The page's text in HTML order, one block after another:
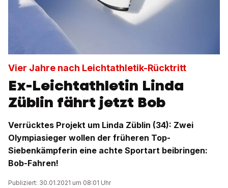
Vier Jahre nach Leichtathletik-Rücktritt
Ex-Leichtathletin Linda
Züblin fährt jetzt Bob
Verrücktes Projekt um Linda Züblin (34): Zwei
Olympiasieger wollen der früheren Top-
Siebenkämpferin eine achte Sportart beibringen:
Bob-Fahren!
Publiziert: 30.01.2021 um 08:01 Uhr